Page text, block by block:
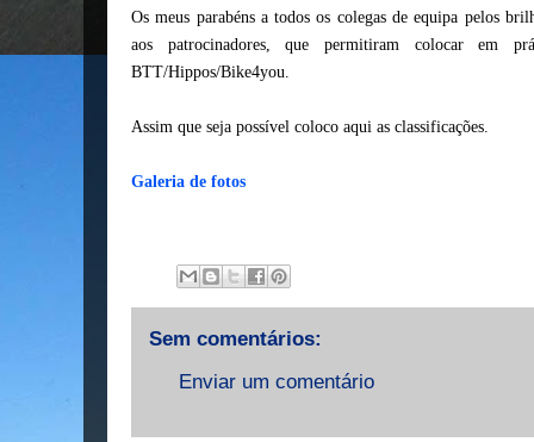
Os meus parabéns a todos os colegas de equipa pelos
aos patrocinadores, que permitiram colocar em
BTT/Hippos/Bike4you.
Assim que seja possível coloco aqui as classificações.
Galeria de fotos
Sem comentários:
Enviar um comentário